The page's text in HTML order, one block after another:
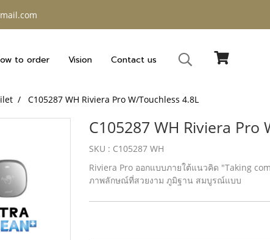
to order Vision Contact us
C105287 WH Riviera Pro W/Touchless 4.8L
C105287 WH Riviera Pro
SKU : C105287 WH
Riviera Pro ออกแบบภายใต้แนวคิด "Taking
ภาพลักษณ์ที่สวยงาม ภูมิฐาน สมบูรณ์แบบ